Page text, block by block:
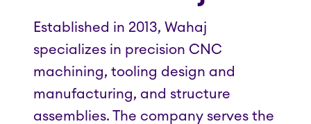
Established in 2013, Wahaj
specializes in precision CNC
machining, tooling design and
manufacturing, and structure
assemblies. The company serves the